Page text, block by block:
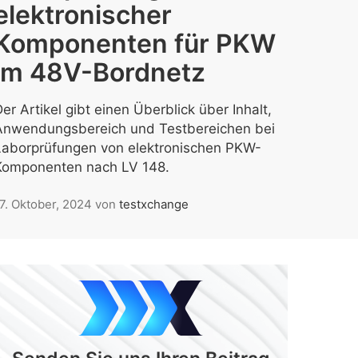
für PKW
48V-Bordnetz
Artikel gibt einen Überblick über Inhalt,
und Testbereichen bei
von elektronischen PKW-
nach LV 148.
Oktober, 2024 von testxchange